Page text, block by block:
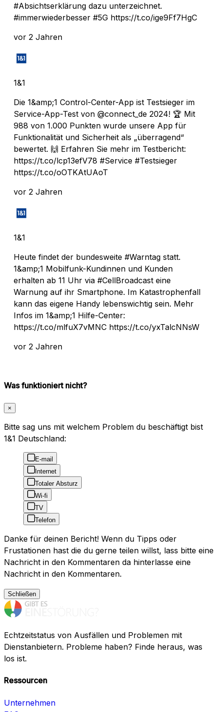
#Absichtserklärung dazu unterzeichnet.
#immerwiederbesser #5G https://t.co/ige9Ff7HgC
vor 2 Jahren
1&1
Die 1&amp;1 Control-Center-App ist Testsieger im
Service-App-Test von @connect_de 2024! 🏆 Mit
988 von 1.000 Punkten wurde unsere App für
Funktionalität und Sicherheit als „überragend“
bewertet. 🙌 Erfahren Sie mehr im Testbericht:
https://t.co/lcp13efV78 #Service #Testsieger
https://t.co/oOTKAtUAoT
vor 2 Jahren
1&1
Heute findet der bundesweite #Warntag statt.
1&amp;1 Mobilfunk-Kundinnen und Kunden
erhalten ab 11 Uhr via #CellBroadcast eine
Warnung auf ihr Smartphone. Im Katastrophenfall
kann das eigene Handy lebenswichtig sein. Mehr
Infos im 1&amp;1 Hilfe-Center:
https://t.co/mlfuX7vMNC https://t.co/yxTalcNNsW
vor 2 Jahren
Was funktioniert nicht?
×
Bitte sag uns mit welchem Problem du beschäftigt bist
1&1 Deutschland:
E-mail
Internet
Totaler Absturz
Wi-fi
TV
Telefon
Danke für deinen Bericht! Wenn du Tipps oder
Frustationen hast die du gerne teilen willst, lass bitte eine
Nachricht in den Kommentaren da hinterlasse eine
Nachricht in den Kommentaren.
Schließen
Echtzeitstatus von Ausfällen und Problemen mit
Dienstanbietern. Probleme haben? Finde heraus, was
los ist.
Ressourcen
Unternehmen